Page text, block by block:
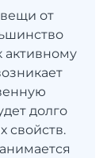
от
долго
свойств.